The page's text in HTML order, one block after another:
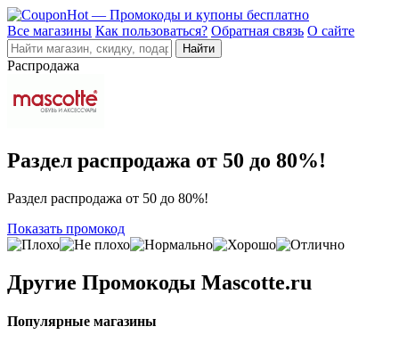
Все магазины Как пользоваться? Обратная связь О сайте
Распродажа
Раздел распродажа от 50 до 80%!
Раздел распродажа от 50 до 80%!
Показать промокод
Другие Промокоды Mascotte.ru
Популярные магазины